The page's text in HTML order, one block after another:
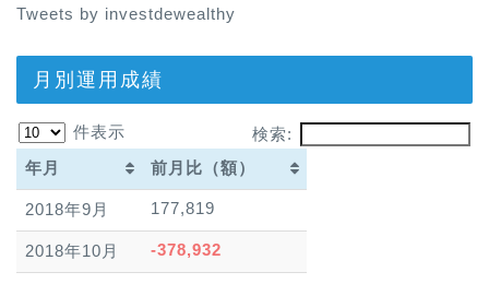
Tweets by investdewealthy
月別運用成績
件表示
検索:
年月
前月比（額）
年月
前月比（額）
2018年9月 177,819
2018年10月 -378,932